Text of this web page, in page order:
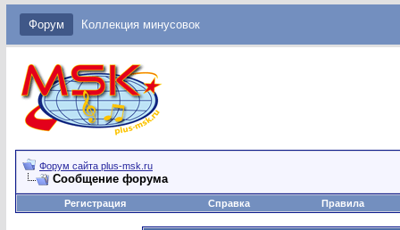
Форум Коллекция минусовок
Форум сайта plus-msk.ru
Сообщение форума
Регистрация Справка Правила